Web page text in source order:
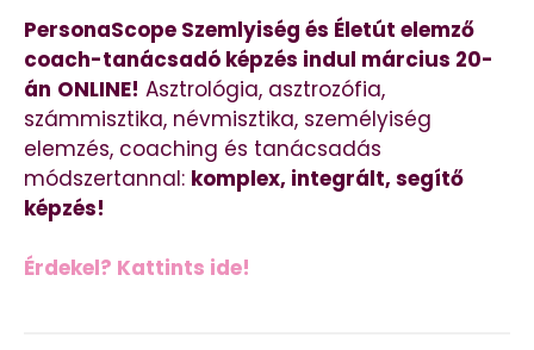
PersonaScope Szemlyiség és Életút elemző
coach-tanácsadó képzés indul március 20-
án ONLINE! Asztrológia, asztrozófia,
számmisztika, névmisztika, személyiség
elemzés, coaching és tanácsadás
módszertannal: komplex, integrált, segítő
képzés!
Érdekel? Kattints ide!